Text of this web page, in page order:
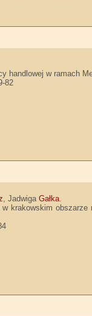
handlowej w ramach
82
, JadwigaGałka.
krakowskim